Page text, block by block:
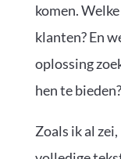
komen.
klanten? En
oplossing
hen te bieden?
Zoals ik al